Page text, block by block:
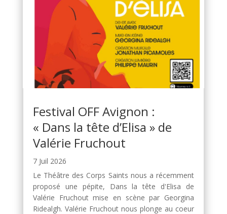
Festival OFF Avignon :
« Dans la tête d’Elisa » de
Valérie Fruchout
7 Juil 2026
Le Théâtre des Corps Saints nous a récemment
proposé une pépite, Dans la tête d'Elisa de
Valérie Fruchout mise en scène par Georgina
Ridealgh. Valérie Fruchout nous plonge au coeur